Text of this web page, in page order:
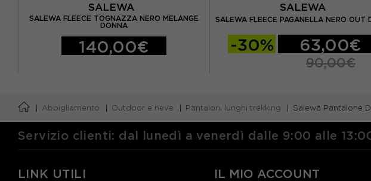
SALEWA
SALEWA FLEECE TOGNAZZA NERO MELANGE
DONNA
140,00€
SALEWA
SALEWA FLEECE PAGANELLA NERO OUT
-30% 63,00€
90,00€
Abbigliamento Outdoor e neve Pantaloni lunghi trekking Salewa Pantalone
Servizio clienti: dal lunedì a venerdì dalle 9:00 alle
LINK UTILI IL MIO ACCOUNT